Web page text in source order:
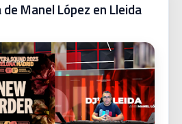
Manel López en Lleida